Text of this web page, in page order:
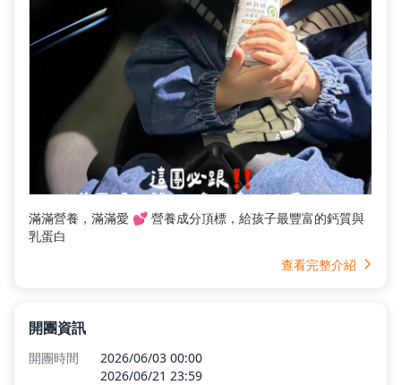
免運專區
滿滿營養，滿滿愛 💕 營養成分頂標，給孩子最豐富的鈣質與
乳蛋白
查看完整介紹
開團資訊
開團時間
2026/06/03 00:00
2026/06/21 23:59